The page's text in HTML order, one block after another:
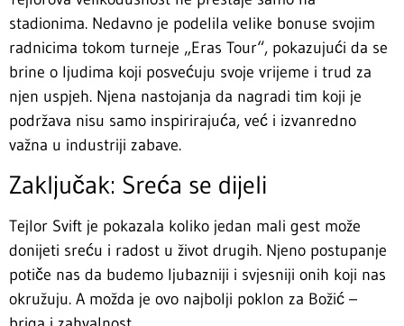
stadionima. Nedavno je podelila velike bonuse svojim
radnicima tokom turneje „Eras Tour“, pokazujući da se
brine o ljudima koji posvećuju svoje vrijeme i trud za
njen uspjeh. Njena nastojanja da nagradi tim koji je
podržava nisu samo inspirirajuća, već i izvanredno
važna u industriji zabave.
Zaključak: Sreća se dijeli
Tejlor Svift je pokazala koliko jedan mali gest može
donijeti sreću i radost u život drugih. Njeno postupanje
potiče nas da budemo ljubazniji i svjesniji onih koji nas
okružuju. A možda je ovo najbolji poklon za Božić –